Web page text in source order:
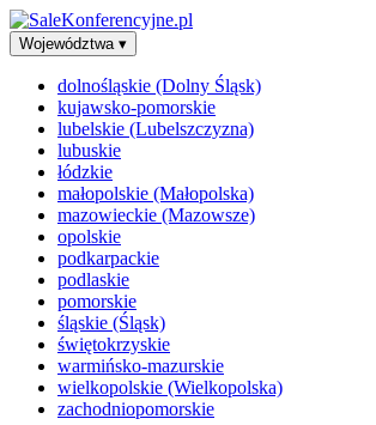
Województwa ▾
dolnośląskie (Dolny Śląsk)
kujawsko-pomorskie
lubelskie (Lubelszczyzna)
lubuskie
łódzkie
małopolskie (Małopolska)
mazowieckie (Mazowsze)
opolskie
podkarpackie
podlaskie
pomorskie
śląskie (Śląsk)
świętokrzyskie
warmińsko-mazurskie
wielkopolskie (Wielkopolska)
zachodniopomorskie